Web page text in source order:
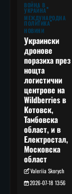
ВОЙНА В
УКРАЙНА
МЕЖДУНАРОДНА
ПОЛИТИКА
НОВИНИ
Украински
дронове
поразиха през
нощта
логистични
центрове на
Wildberries в
Котовск,
Тамбовска
област, и в
Електростал,
Московска
област
Valeriia Skorych
2026-07-18 13:56